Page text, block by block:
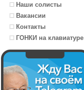
Наши солисты
Вакансии
Контакты
ГОНКИ на клавиатуре